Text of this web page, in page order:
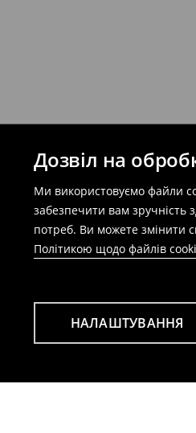
Дозвіл на
Ми використовуємо файли
забезпечити вам зручність
потреб. Ви можете змінити
Політикою щодо файлів
НАЛАШТУВАННЯ